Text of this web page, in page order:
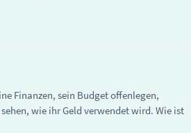
Finanzen, sein Budget offenlegen,
wie ihr Geld verwendet wird. Wie ist